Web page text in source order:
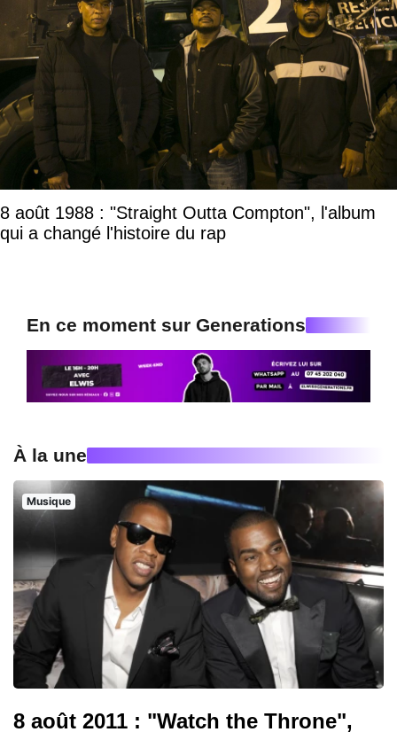
8 août 1988 : "Straight Outta Compton", l'album
qui a changé l'histoire du rap
En ce moment sur Generations
À la une
Musique
8 août 2011 : "Watch the Throne",